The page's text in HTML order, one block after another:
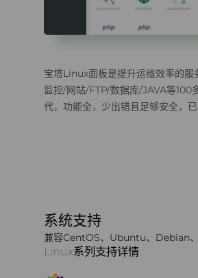
宝塔Linux面板是提升运维效率的
监控/网站/FTP/数据库/JAVA等100
代，功能全，少出错且足够安全，
系统支持
兼容CentOS、Ubuntu、Debian
Linux系列支持详情